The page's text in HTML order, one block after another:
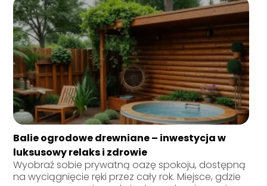
Balie ogrodowe drewniane – inwestycja w
luksusowy relaks i zdrowie
Wyobraź sobie prywatną oazę spokoju, dostępną
na wyciągnięcie ręki przez cały rok. Miejsce, gdzie